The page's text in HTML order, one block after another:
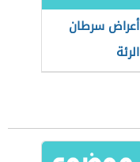
أعراض سرطان
الرئة